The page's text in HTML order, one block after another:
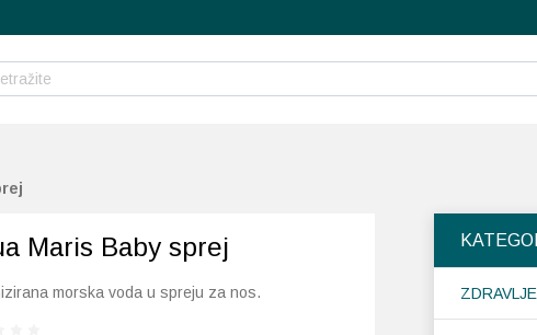
Maris Baby sprej
morska voda u spreju za nos.